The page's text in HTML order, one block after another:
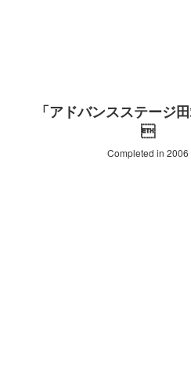
「アドバンスステージ

Completed in 2006